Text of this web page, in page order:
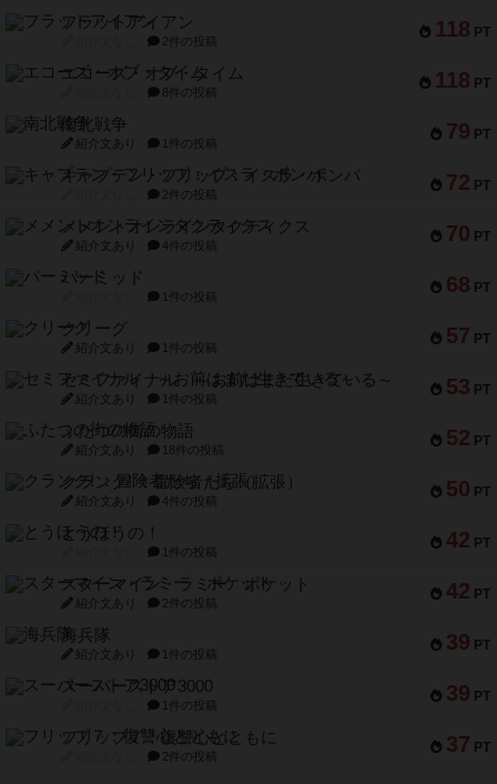
118 PT
フラットアイアン
2件の投稿
118 PT
エコーズ・オブ・タイム
8件の投稿
79 PT
南北戦争
紹介文あり 1件の投稿
72 PT
キャプテン・フリップ：イスラ・ボンバ
2件の投稿
70 PT
メメントオンラインタクティクス
紹介文あり 4件の投稿
68 PT
パーミッド
1件の投稿
57 PT
クリーグ
紹介文あり 1件の投稿
53 PT
セミファイナル ～お前はまだ生きている～
紹介文あり 1件の投稿
52 PT
ふたつの街の物語
紹介文あり 18件の投稿
50 PT
クランク! ：冒険者たち（拡張）
紹介文あり 4件の投稿
42 PT
とうほうの！
1件の投稿
42 PT
スターマイン・ラミー ポケット
紹介文あり 2件の投稿
39 PT
海兵隊
紹介文あり 1件の投稿
39 PT
スーパーストア3000
1件の投稿
37 PT
フリップ７：復讐心とともに
2件の投稿